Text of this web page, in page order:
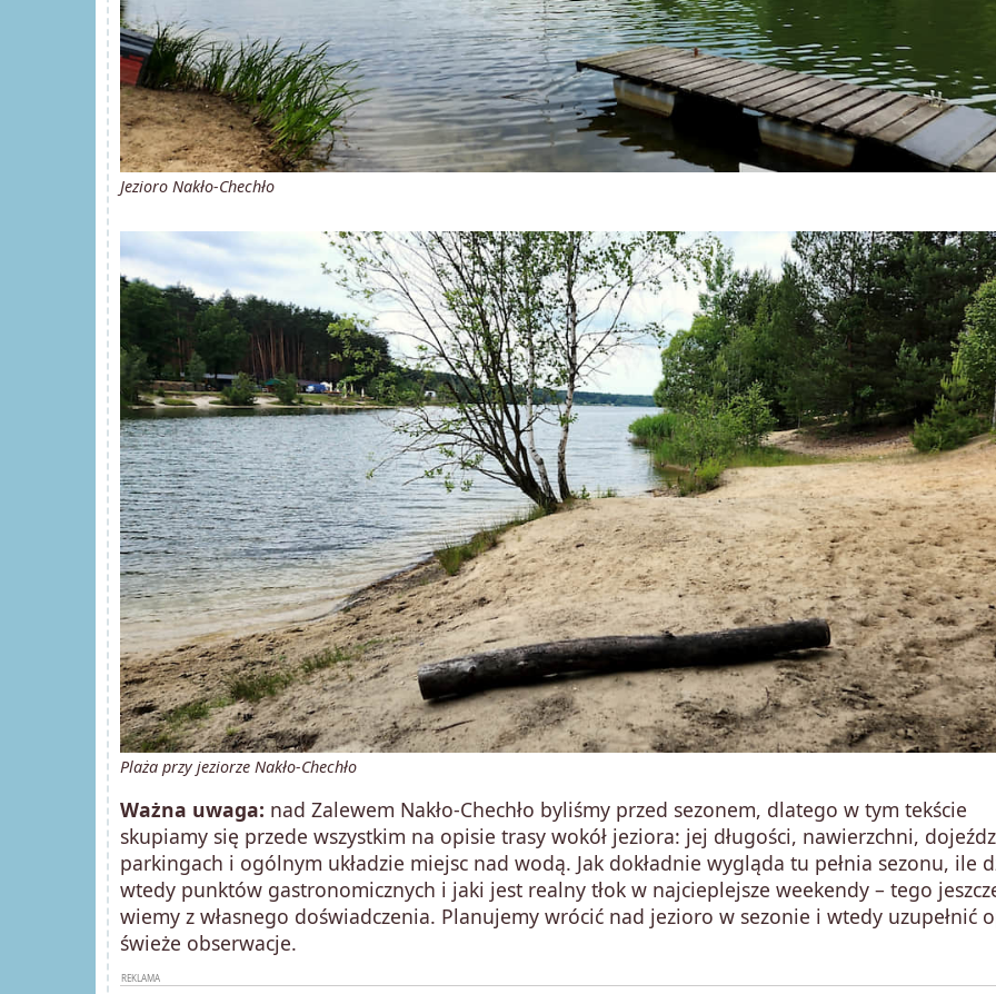
Jezioro Nakło-Chechło
Plaża przy jeziorze Nakło-Chechło
Ważna uwaga: nad Zalewem Nakło-Chechło byliśmy przed sezonem, dlatego w tym tekście
skupiamy się przede wszystkim na opisie trasy wokół jeziora: jej długości, nawierzchni,
parkingach i ogólnym układzie miejsc nad wodą. Jak dokładnie wygląda tu pełnia sezonu, ile
wtedy punktów gastronomicznych i jaki jest realny tłok w najcieplejsze weekendy – tego
wiemy z własnego doświadczenia. Planujemy wrócić nad jezioro w sezonie i wtedy uzupełnić
świeże obserwacje.